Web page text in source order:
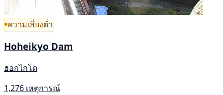
ความเสี่ยงต่ำ
Hoheikyo Dam
ฮอกไกโด
1,276 เหตุการณ์